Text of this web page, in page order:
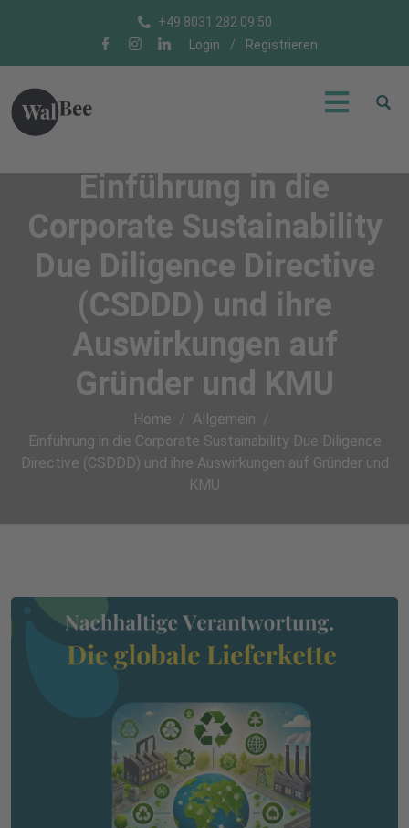
+49 8031 282 09 50
Login
/ Registrieren
Einführung in die
Corporate Sustainability
Due Diligence Directive
(CSDDD) und ihre
Auswirkungen auf
Gründer und KMU
Home
Allgemein
Einführung in die Corporate Sustainability Due Diligence
Directive (CSDDD) und ihre Auswirkungen auf Gründer und
KMU